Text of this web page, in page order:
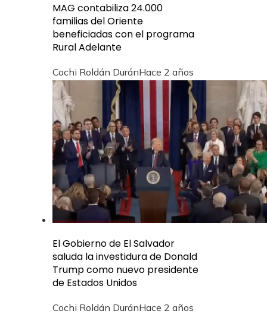
MAG contabiliza 24.000
familias del Oriente
beneficiadas con el programa
Rural Adelante
Cochi Roldán DuránHace 2 años
El Gobierno de El Salvador
saluda la investidura de Donald
Trump como nuevo presidente
de Estados Unidos
Cochi Roldán DuránHace 2 años